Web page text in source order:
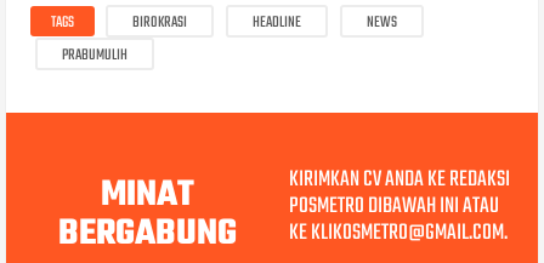
TAGS BIROKRASI HEADLINE
NEWS
PRABUMULIH
MINAT
BERGABUNG
KIRIMKAN CV ANDA KE REDAKSI
POSMETRO DIBAWAH INI ATAU
KE KLIKOSMETRO@GMAIL.COM.